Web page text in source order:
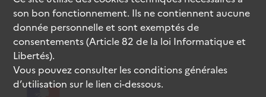
son bon fonctionnement. Ils ne contiennent aucune
donnée personnelle et sont exemptés de
consentements (Article 82 de la loi Informatique et
Libertés).
Vous pouvez consulter les conditions générales
d’utilisation sur le lien ci-dessous.